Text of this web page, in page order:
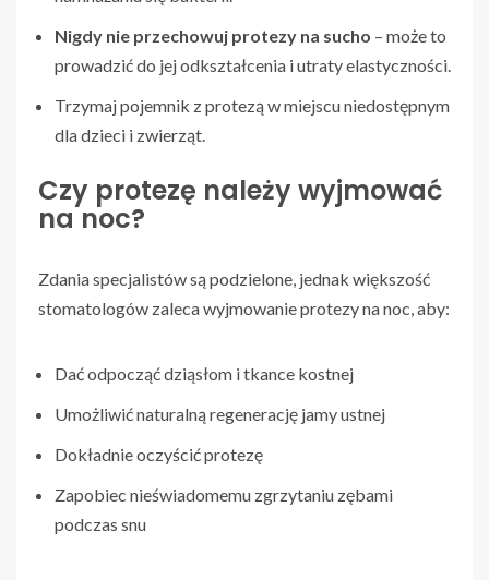
Nigdy nie przechowuj protezy na sucho – może to
prowadzić do jej odkształcenia i utraty elastyczności.
Trzymaj pojemnik z protezą w miejscu niedostępnym
dla dzieci i zwierząt.
Czy protezę należy wyjmować
na noc?
Zdania specjalistów są podzielone, jednak większość
stomatologów zaleca wyjmowanie protezy na noc, aby:
Dać odpocząć dziąsłom i tkance kostnej
Umożliwić naturalną regenerację jamy ustnej
Dokładnie oczyścić protezę
Zapobiec nieświadomemu zgrzytaniu zębami
podczas snu